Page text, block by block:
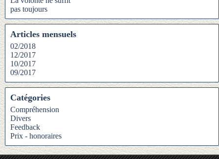
pas toujours
Articles mensuels
02/2018
12/2017
10/2017
09/2017
Catégories
Compréhension
Divers
Feedback
Prix - honoraires